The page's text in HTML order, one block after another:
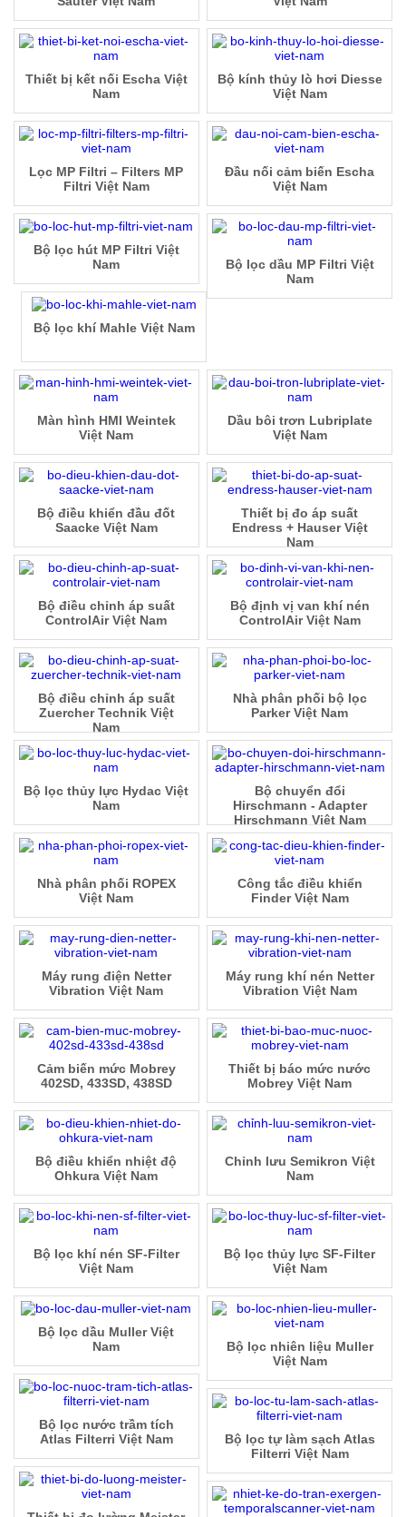
Bộ kính thủy lò hơi Diesse
Việt Nam
Thiết bị kết nối Escha Việt
Nam
Đầu nối cảm biến Escha
Việt Nam
Lọc MP Filtri – Filters MP
Filtri Việt Nam
Bộ lọc dầu MP Filtri Việt
Nam
Bộ lọc hút MP Filtri Việt
Nam
Bộ lọc khí Mahle Việt Nam
Màn hình HMI Weintek
Việt Nam
Dầu bôi trơn Lubriplate
Việt Nam
Bộ điều khiển đầu đốt
Saacke Việt Nam
Thiết bị đo áp suất
Endress + Hauser Việt
Nam
Bộ điều chỉnh áp suất
ControlAir Việt Nam
Bộ định vị van khí nén
ControlAir Việt Nam
Bộ điều chỉnh áp suất
Zuercher Technik Việt
Nam
Nhà phân phối bộ lọc
Parker Việt Nam
Bộ lọc thủy lực Hydac Việt
Nam
Bộ chuyển đổi
Hirschmann - Adapter
Hirschmann Việt Nam
Nhà phân phối ROPEX
Việt Nam
Công tắc điều khiển
Finder Việt Nam
Máy rung điện Netter
Vibration Việt Nam
Máy rung khí nén Netter
Vibration Việt Nam
Cảm biến mức Mobrey
402SD, 433SD, 438SD
Thiết bị báo mức nước
Mobrey Việt Nam
Bộ điều khiển nhiệt độ
Ohkura Việt Nam
Chỉnh lưu Semikron Việt
Nam
Bộ lọc khí nén SF-Filter
Việt Nam
Bộ lọc thủy lực SF-Filter
Việt Nam
Bộ lọc dầu Muller Việt
Nam
Bộ lọc nhiên liệu Muller
Việt Nam
Bộ lọc nước trầm tích
Atlas Filterri Việt Nam
Bộ lọc tự làm sạch Atlas
Filterri Việt Nam